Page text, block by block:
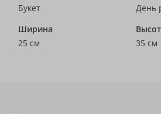
Букет
День
Ширина
25 см
35 см